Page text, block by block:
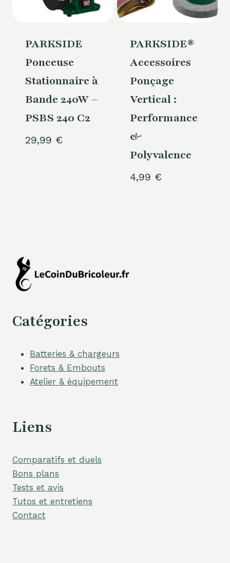
PARKSIDE
Ponceuse
Stationnaire à
Bande 240W –
PSBS 240 C2
29,99 €
PARKSIDE®
Accessoires
Ponçage
Vertical :
Performance
&
Polyvalence
4,99 €
Catégories
Batteries & chargeurs
Forets & Embouts
Atelier & équipement
Liens
Comparatifs et duels
Bons plans
Tests et avis
Tutos et entretiens
Contact